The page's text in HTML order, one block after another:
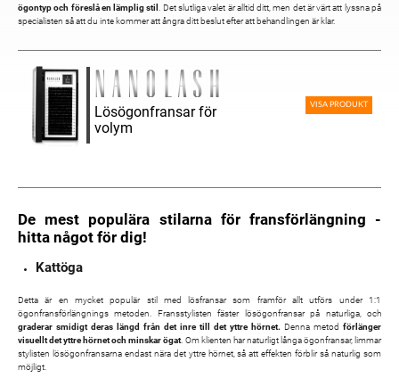
ögontyp och föreslå en lämplig stil
. Det slutliga valet är alltid ditt, men det är värt att lyssna på
specialisten så att du inte kommer att ångra ditt beslut efter att behandlingen är klar.
Lösögonfransar för
volym
VISA PRODUKT
De mest populära stilarna för fransförlängning -
hitta något för dig!
Kattöga
Detta är en mycket populär stil med lösfransar som framför allt utförs under 1:1
ögonfransförlängnings metoden. Fransstylisten fäster lösögonfransar på naturliga, och
graderar smidigt deras längd från det inre till det yttre hörnet. Denna metod förlänger
visuellt det yttre hörnet och minskar ögat. Om klienten har naturligt långa ögonfransar, limmar
stylisten lösögonfransarna endast nära det yttre hörnet, så att effekten förblir så naturlig som
möjligt.